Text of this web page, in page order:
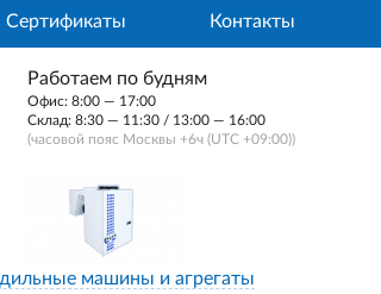
Сертификаты Контакты
Работаем по будням
Офис: 8:00 — 17:00
Склад: 8:30 — 11:30 / 13:00 — 16:00
(часовой пояс Москвы +6ч (UTC +09:00))
машины и агрегаты